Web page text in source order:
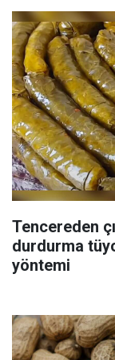
Tencereden
durdurma
yöntemi